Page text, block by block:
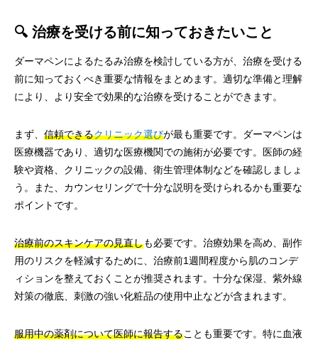
🔍 治療を受ける前に知っておきたいこと
ダーマペンによるたるみ治療を検討している方が、治療を受ける
前に知っておくべき重要な情報をまとめます。適切な準備と理解
により、より安全で効果的な治療を受けることができます。
まず、 信頼できるクリニック選びが最も重要です。ダーマペンは
医療機器であり、適切な医療機関での施術が必要です。医師の経
験や資格、クリニックの設備、衛生管理体制などを確認しましょ
う。また、カウンセリングで十分な説明を受けられるかも重要な
ポイントです。
治療前のスキンケアの見直しも必要です。治療効果を高め、副作
用のリスクを軽減するために、治療前1週間程度から肌のコンデ
ィションを整えておくことが推奨されます。十分な保湿、紫外線
対策の徹底、刺激の強い化粧品の使用中止などが含まれます。
服用中の薬剤について医師に報告することも重要です。特に血液